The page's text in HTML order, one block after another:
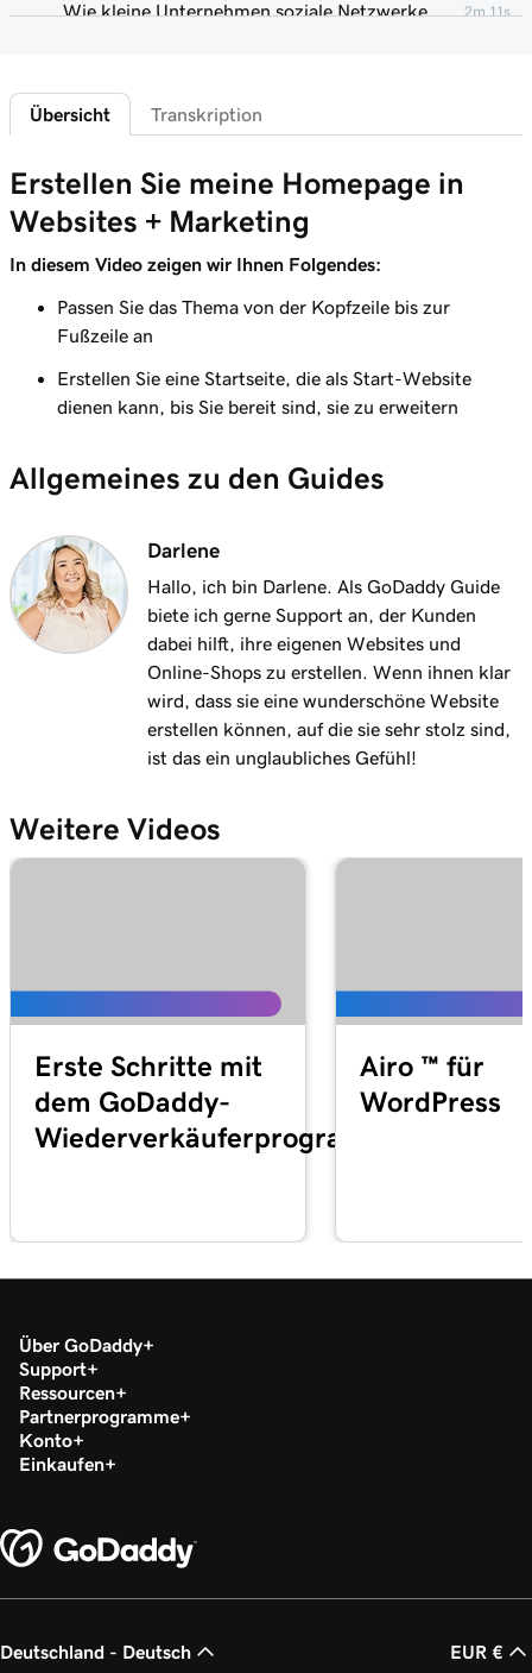
Wie kleine Unternehmen soziale Netzwerke
2m 11s
Lektion 6 (von 7)
Erstellen von Produktbildern, die knallen!
Lektion 7 (von 7)
Erstellen Sie eine Foto-Lightbox
Übersicht Transkription
Erstellen Sie meine Homepage in
Websites + Marketing
In diesem Video zeigen wir Ihnen Folgendes:
Passen Sie das Thema von der Kopfzeile bis zur
Fußzeile an
Erstellen Sie eine Startseite, die als Start-Website
dienen kann, bis Sie bereit sind, sie zu erweitern
Allgemeines zu den Guides
Darlene
Hallo, ich bin Darlene. Als GoDaddy Guide
biete ich gerne Support an, der Kunden
dabei hilft, ihre eigenen Websites und
Online-Shops zu erstellen. Wenn ihnen klar
wird, dass sie eine wunderschöne Website
erstellen können, auf die sie sehr stolz sind,
ist das ein unglaubliches Gefühl!
Weitere Videos
Erste Schritte mit
dem GoDaddy-
Wiederverkäuferprogramm
Airo ™ für
WordPress
Über GoDaddy
Support
Ressourcen
Partnerprogramme
Konto
Einkaufen
Deutschland - Deutsch EUR €